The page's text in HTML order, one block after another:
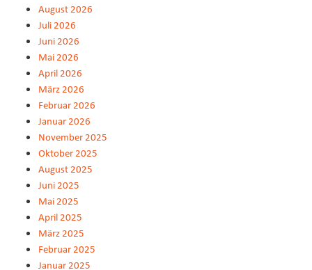
August 2026
Juli 2026
Juni 2026
Mai 2026
April 2026
März 2026
Februar 2026
Januar 2026
November 2025
Oktober 2025
August 2025
Juni 2025
Mai 2025
April 2025
März 2025
Februar 2025
Januar 2025